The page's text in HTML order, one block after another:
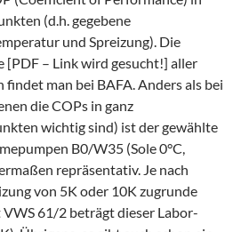
(d.h. gegebene
und Spreizung). Die
– Link wird gesucht!] aller
man bei BAFA. Anders als bei
die COPs in ganz
wichtig sind) ist der gewählte
B0/W35 (Sole 0°C,
repräsentativ. Je nach
von 5K oder 10K zugrunde
61/2 beträgt dieser Labor-